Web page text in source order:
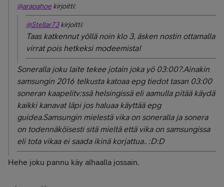
@arapahoe kirjoitti:
@Stellar73kirjoitti:
Taas katkennut yöllä noin klo 3, äsken nostin ottamalla
virrat pois hetkeksi modeemista!
Soneralla joku laite tekee jotain joka yö 03:00?.Ainakin
samsungin 2016 telkusta katoaa epg tiedot tasan 03:00
soneran kaapelitv:ssä helsingissä eli aamulla pitää käydä
kaikki kanavat läpi jos haluaa käyttää epg
guidea.Samsungin mielestä vika on soneralla ja sonera
on todennäköisesti sitä mieltä että vika on samsungissa
eli tota vikaa ei saada ikinä korjattua.. :D:D
Hehe joku pannu käy alhaalla jossain.